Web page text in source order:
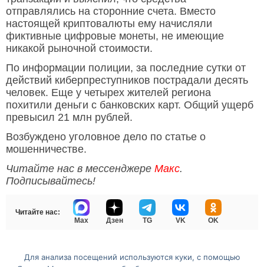
отправлялись на сторонние счета. Вместо
настоящей криптовалюты ему начисляли
фиктивные цифровые монеты, не имеющие
никакой рыночной стоимости.
По информации полиции, за последние сутки от
действий киберпреступников пострадали десять
человек. Еще у четырех жителей региона
похитили деньги с банковских карт. Общий ущерб
превысил 21 млн рублей.
Возбуждено уголовное дело по статье о
мошенничестве.
Читайте нас в мессенджере Макс.
Подписывайтесь!
Читайте нас:
Max
Дзен TG VK OK
Для анализа посещений используются куки, с помощью